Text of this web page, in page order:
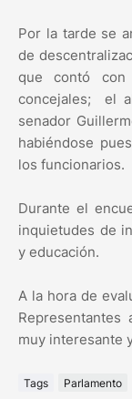
Por la tarde se
de
que contó
concejales; el
senador
habiéndose
los funcionarios.
Durante el
inquietudes de
y educación.
A la hora de
muy interesante
Tags Parlamento